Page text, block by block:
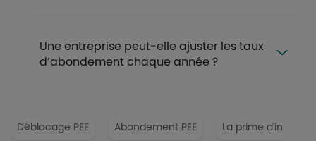
Une entreprise peut-elle ajuster les taux
d’abondement chaque année ?
Déblocage PEE Abondement PEE La prime